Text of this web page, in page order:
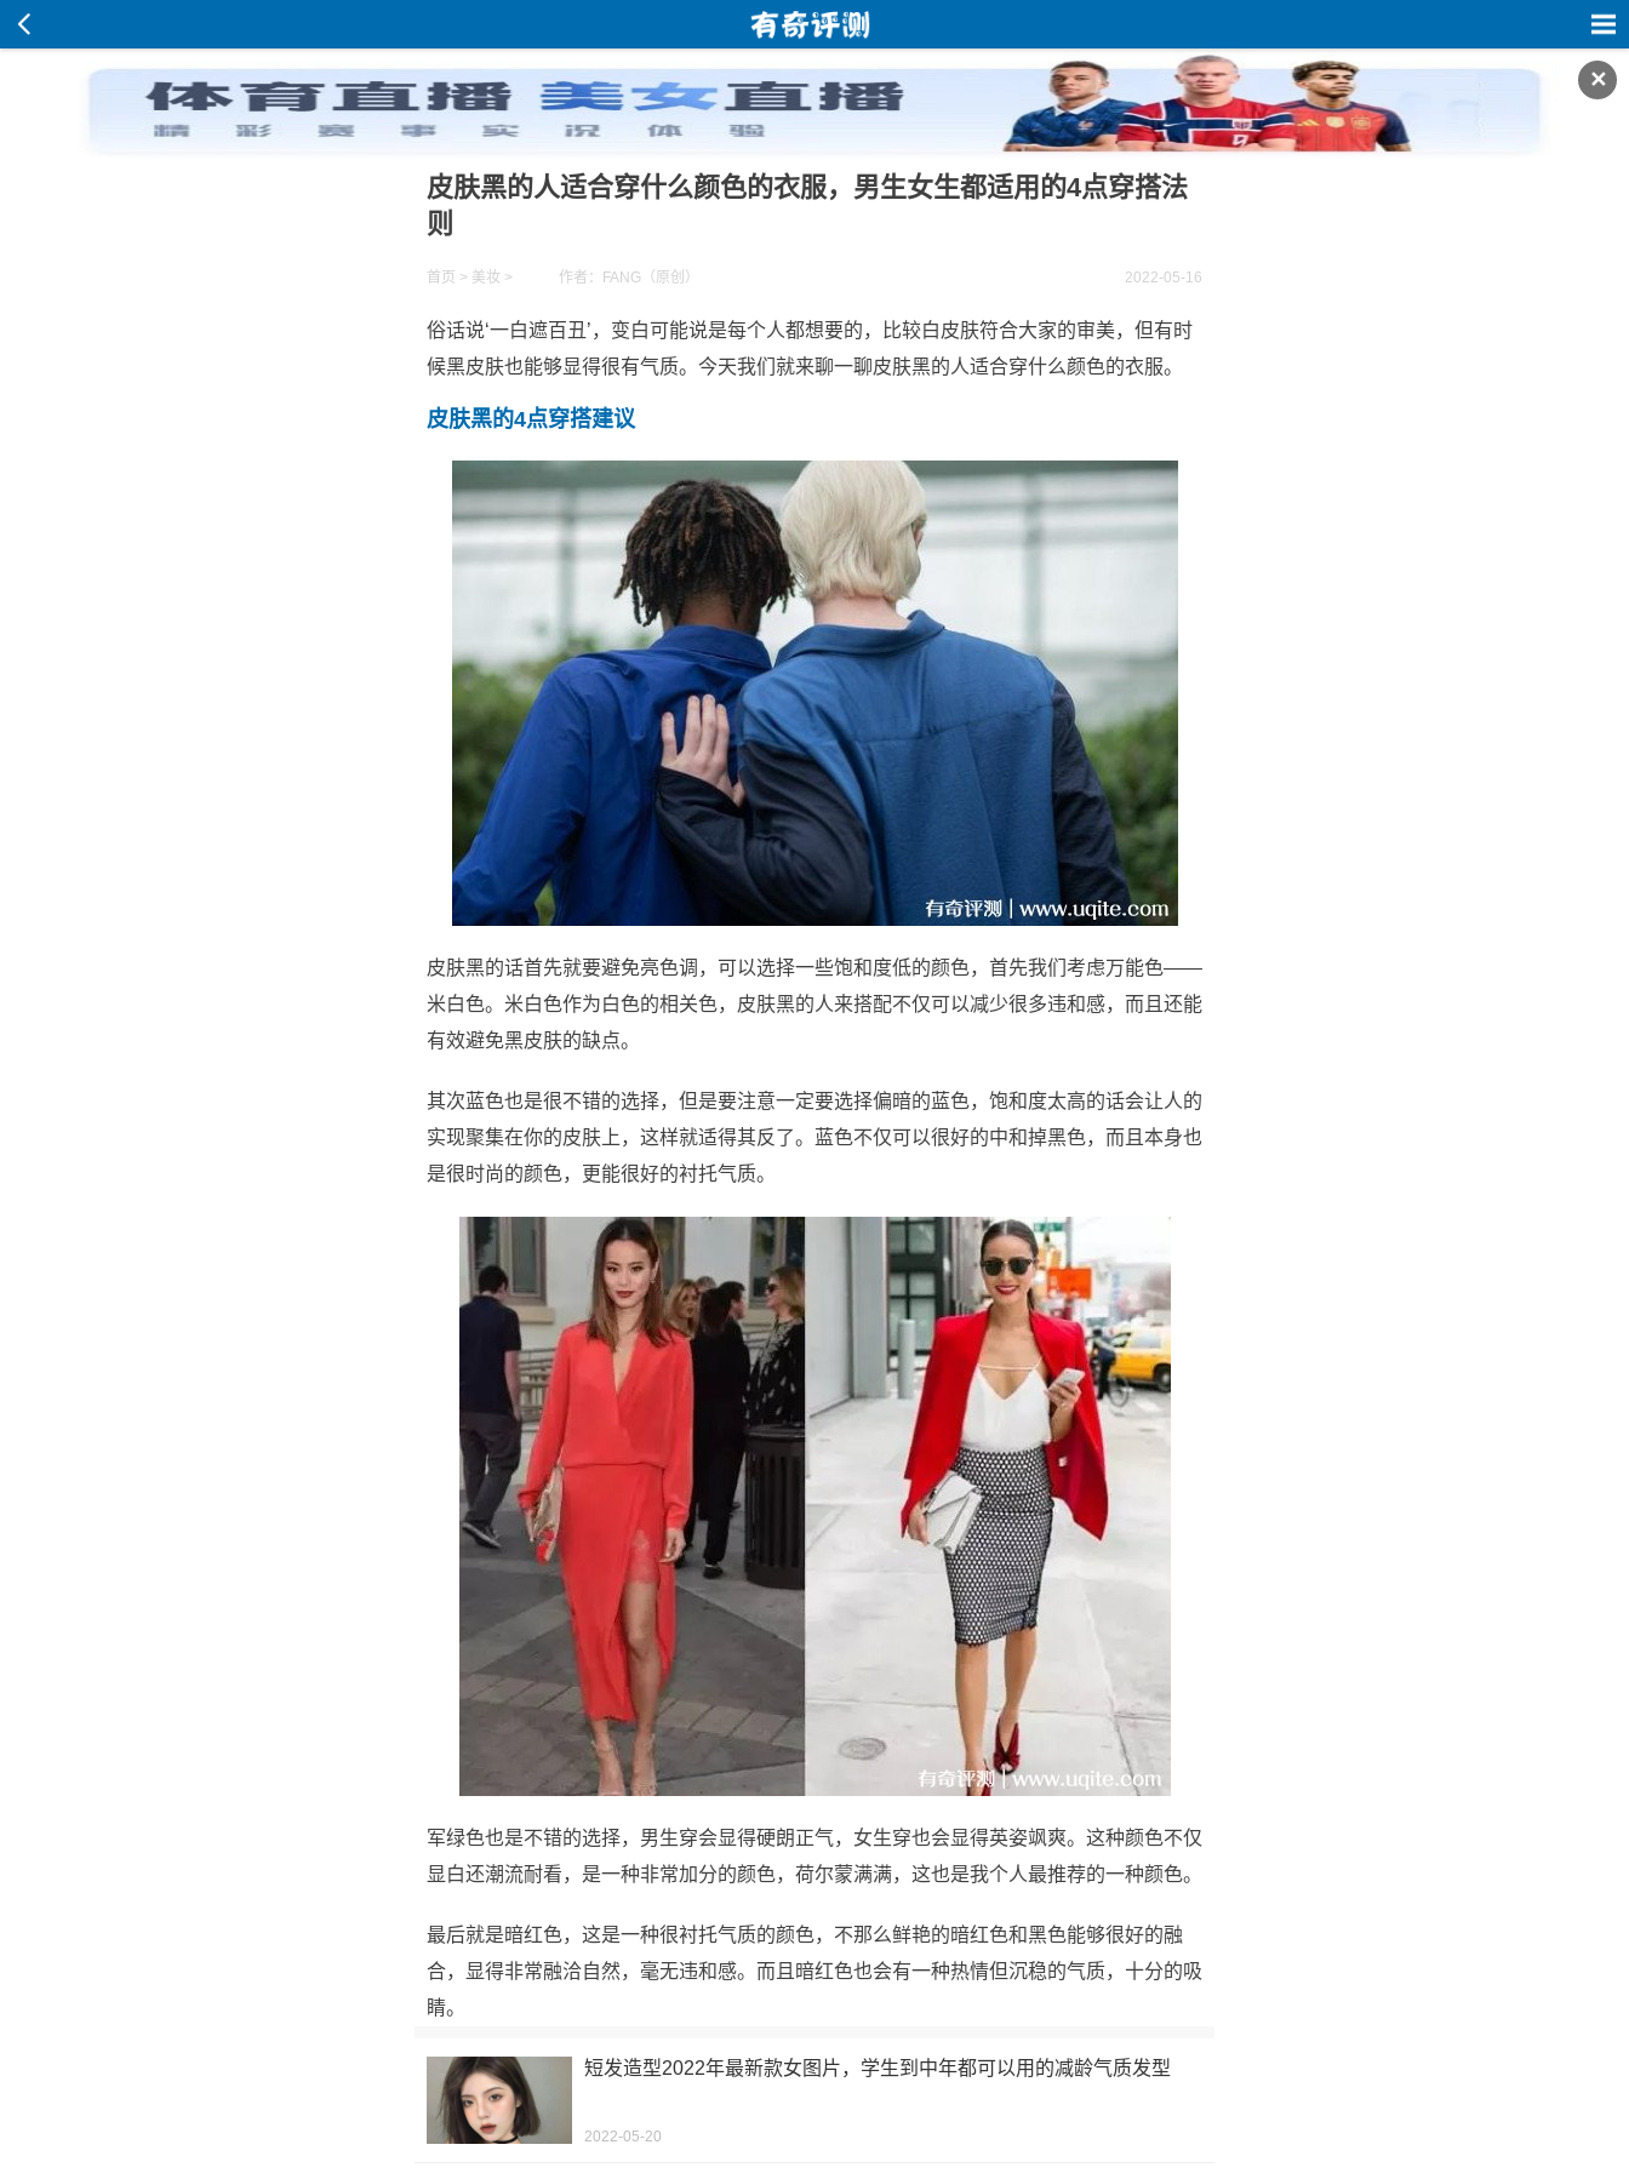
✕
皮肤黑的人适合穿什么颜色的衣服，男生女生都适用的4点穿搭法
则
首页 > 美妆 > 作者：FANG（原创） 2022-05-16
俗话说‘一白遮百丑’，变白可能说是每个人都想要的，比较白皮肤符合大家的审美，但有时
候黑皮肤也能够显得很有气质。今天我们就来聊一聊皮肤黑的人适合穿什么颜色的衣服。
皮肤黑的4点穿搭建议
皮肤黑的话首先就要避免亮色调，可以选择一些饱和度低的颜色，首先我们考虑万能色——
米白色。米白色作为白色的相关色，皮肤黑的人来搭配不仅可以减少很多违和感，而且还能
有效避免黑皮肤的缺点。
其次蓝色也是很不错的选择，但是要注意一定要选择偏暗的蓝色，饱和度太高的话会让人的
实现聚集在你的皮肤上，这样就适得其反了。蓝色不仅可以很好的中和掉黑色，而且本身也
是很时尚的颜色，更能很好的衬托气质。
军绿色也是不错的选择，男生穿会显得硬朗正气，女生穿也会显得英姿飒爽。这种颜色不仅
显白还潮流耐看，是一种非常加分的颜色，荷尔蒙满满，这也是我个人最推荐的一种颜色。
最后就是暗红色，这是一种很衬托气质的颜色，不那么鲜艳的暗红色和黑色能够很好的融
合，显得非常融洽自然，毫无违和感。而且暗红色也会有一种热情但沉稳的气质，十分的吸
睛。
短发造型2022年最新款女图片，学生到中年都可以用的减龄气质发型
2022-05-20